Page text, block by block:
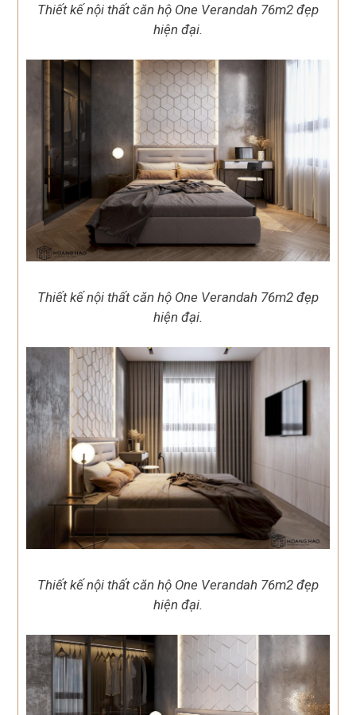
Thiết kế nội thất căn hộ One Verandah 76m2 đẹp
hiện đại.
Thiết kế nội thất căn hộ One Verandah 76m2 đẹp
hiện đại.
Thiết kế nội thất căn hộ One Verandah 76m2 đẹp
hiện đại.